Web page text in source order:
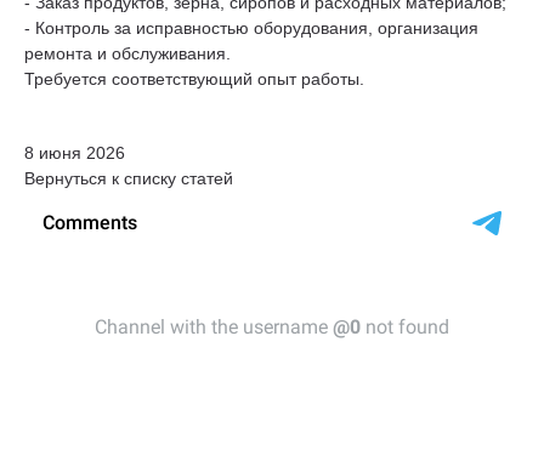
- Контроль за исправностью оборудования, организация
ремонта и обслуживания.
Требуется соответствующий опыт работы.
8 июня 2026
Вернуться к списку статей